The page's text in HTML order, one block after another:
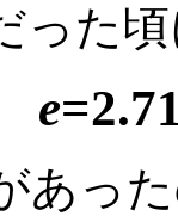
た
e
あっ